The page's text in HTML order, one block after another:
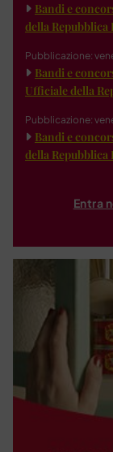
Bandi e
della Repubblica
Pubblicazione:
Bandi e
Ufficiale della
Pubblicazione:
Bandi e
della Repubblica
Entra